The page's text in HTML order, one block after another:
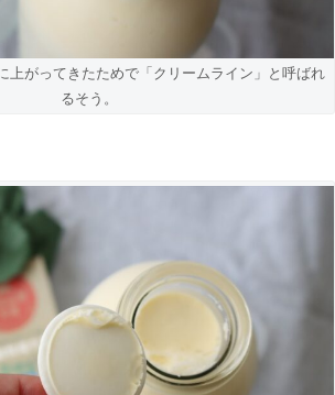
上がってきたためで「クリームライン」と呼ばれ
るそう。